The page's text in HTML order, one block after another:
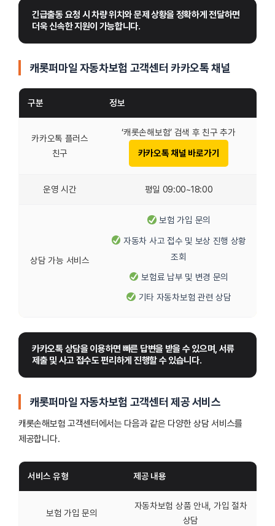
긴급출동 요청 시 차량 위치와 문제 상황을 정확하게 전달하면
더욱 신속한 지원이 가능합니다.
캐롯퍼마일 자동차보험 고객센터 카카오톡 채널
구분 정보
카카오톡 플러스
친구
‘캐롯손해보험’ 검색 후 친구 추가
카카오톡 채널 바로가기
운영 시간 평일 09:00~18:00
상담 가능 서비스
보험 가입 문의
자동차 사고 접수 및 보상 진행 상황
조회
보험료 납부 및 변경 문의
기타 자동차보험 관련 상담
카카오톡 상담을 이용하면 빠른 답변을 받을 수 있으며, 서류
제출 및 사고 접수도 편리하게 진행할 수 있습니다.
캐롯퍼마일 자동차보험 고객센터 제공 서비스
캐롯손해보험 고객센터에서는 다음과 같은 다양한 상담 서비스를
제공합니다.
서비스 유형 제공 내용
보험 가입 문의
자동차보험 상품 안내, 가입 절차
상담